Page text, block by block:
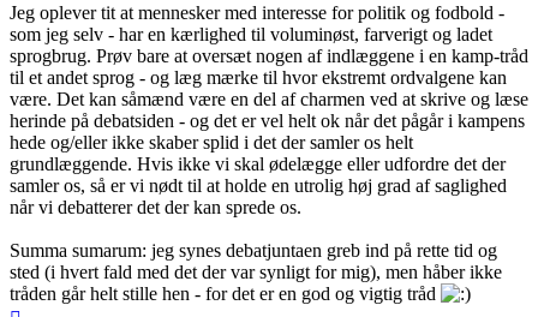
Jeg oplever tit at mennesker med interesse for politik og fodbold -
som jeg selv - har en kærlighed til voluminøst, farverigt og ladet
sprogbrug. Prøv bare at oversæt nogen af indlæggene i en kamp-tråd
til et andet sprog - og læg mærke til hvor ekstremt ordvalgene kan
være. Det kan såmænd være en del af charmen ved at skrive og læse
herinde på debatsiden - og det er vel helt ok når det pågår i kampens
hede og/eller ikke skaber splid i det der samler os helt
grundlæggende. Hvis ikke vi skal ødelægge eller udfordre det der
samler os, så er vi nødt til at holde en utrolig høj grad af saglighed
når vi debatterer det der kan sprede os.
Summa sumarum: jeg synes debatjuntaen greb ind på rette tid og
sted (i hvert fald med det der var synligt for mig), men håber ikke
tråden går helt stille hen - for det er en god og vigtig tråd